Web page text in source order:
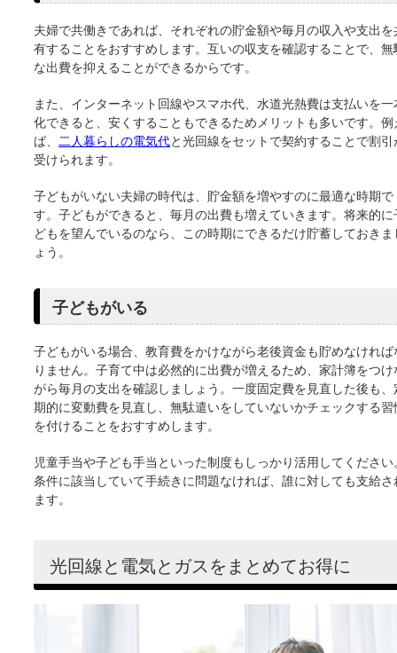
夫婦で共働きであれば、それぞれの貯金額や毎月の収入や支出を
有することをおすすめします。互いの収支を確認することで、無
な出費を抑えることができるからです。
また、インターネット回線やスマホ代、水道光熱費は支払いを一
化できると、安くすることもできるためメリットも多いです。例
ば、 二人暮らしの電気代と光回線をセットで契約することで割引
受けられます。
子どもがいない夫婦の時代は、貯金額を増やすのに最適な時期で
す。子どもができると、毎月の出費も増えていきます。将来的に
どもを望んでいるのなら、この時期にできるだけ貯蓄しておきま
ょう。
子どもがいる
子どもがいる場合、教育費をかけながら老後資金も貯めなければ
りません。子育て中は必然的に出費が増えるため、家計簿をつけ
がら毎月の支出を確認しましょう。一度固定費を見直した後も、
期的に変動費を見直し、無駄遣いをしていないかチェックする習
を付けることをおすすめします。
児童手当や子ども手当といった制度もしっかり活用してください
条件に該当していて手続きに問題なければ、誰に対しても支給さ
ます。
光回線と電気とガスをまとめてお得に